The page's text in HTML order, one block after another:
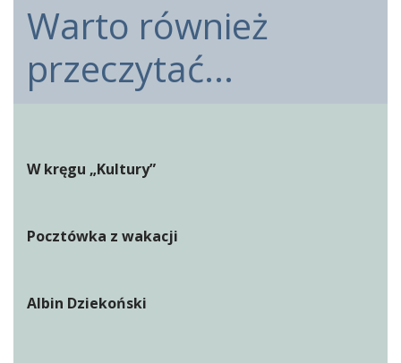
Warto również
przeczytać...
W kręgu „Kultury”
Pocztówka z wakacji
Albin Dziekoński